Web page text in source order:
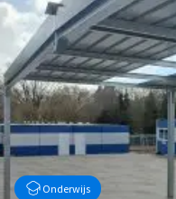
Onderwijs